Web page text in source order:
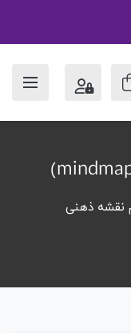
نقشه ذهنی